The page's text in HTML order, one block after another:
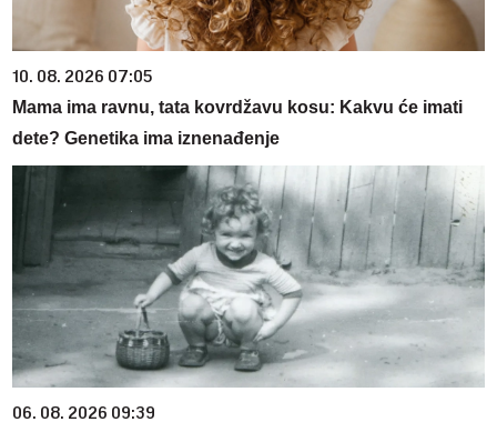
10. 08. 2026 07:05
Mama ima ravnu, tata kovrdžavu kosu: Kakvu će imati
dete? Genetika ima iznenađenje
06. 08. 2026 09:39